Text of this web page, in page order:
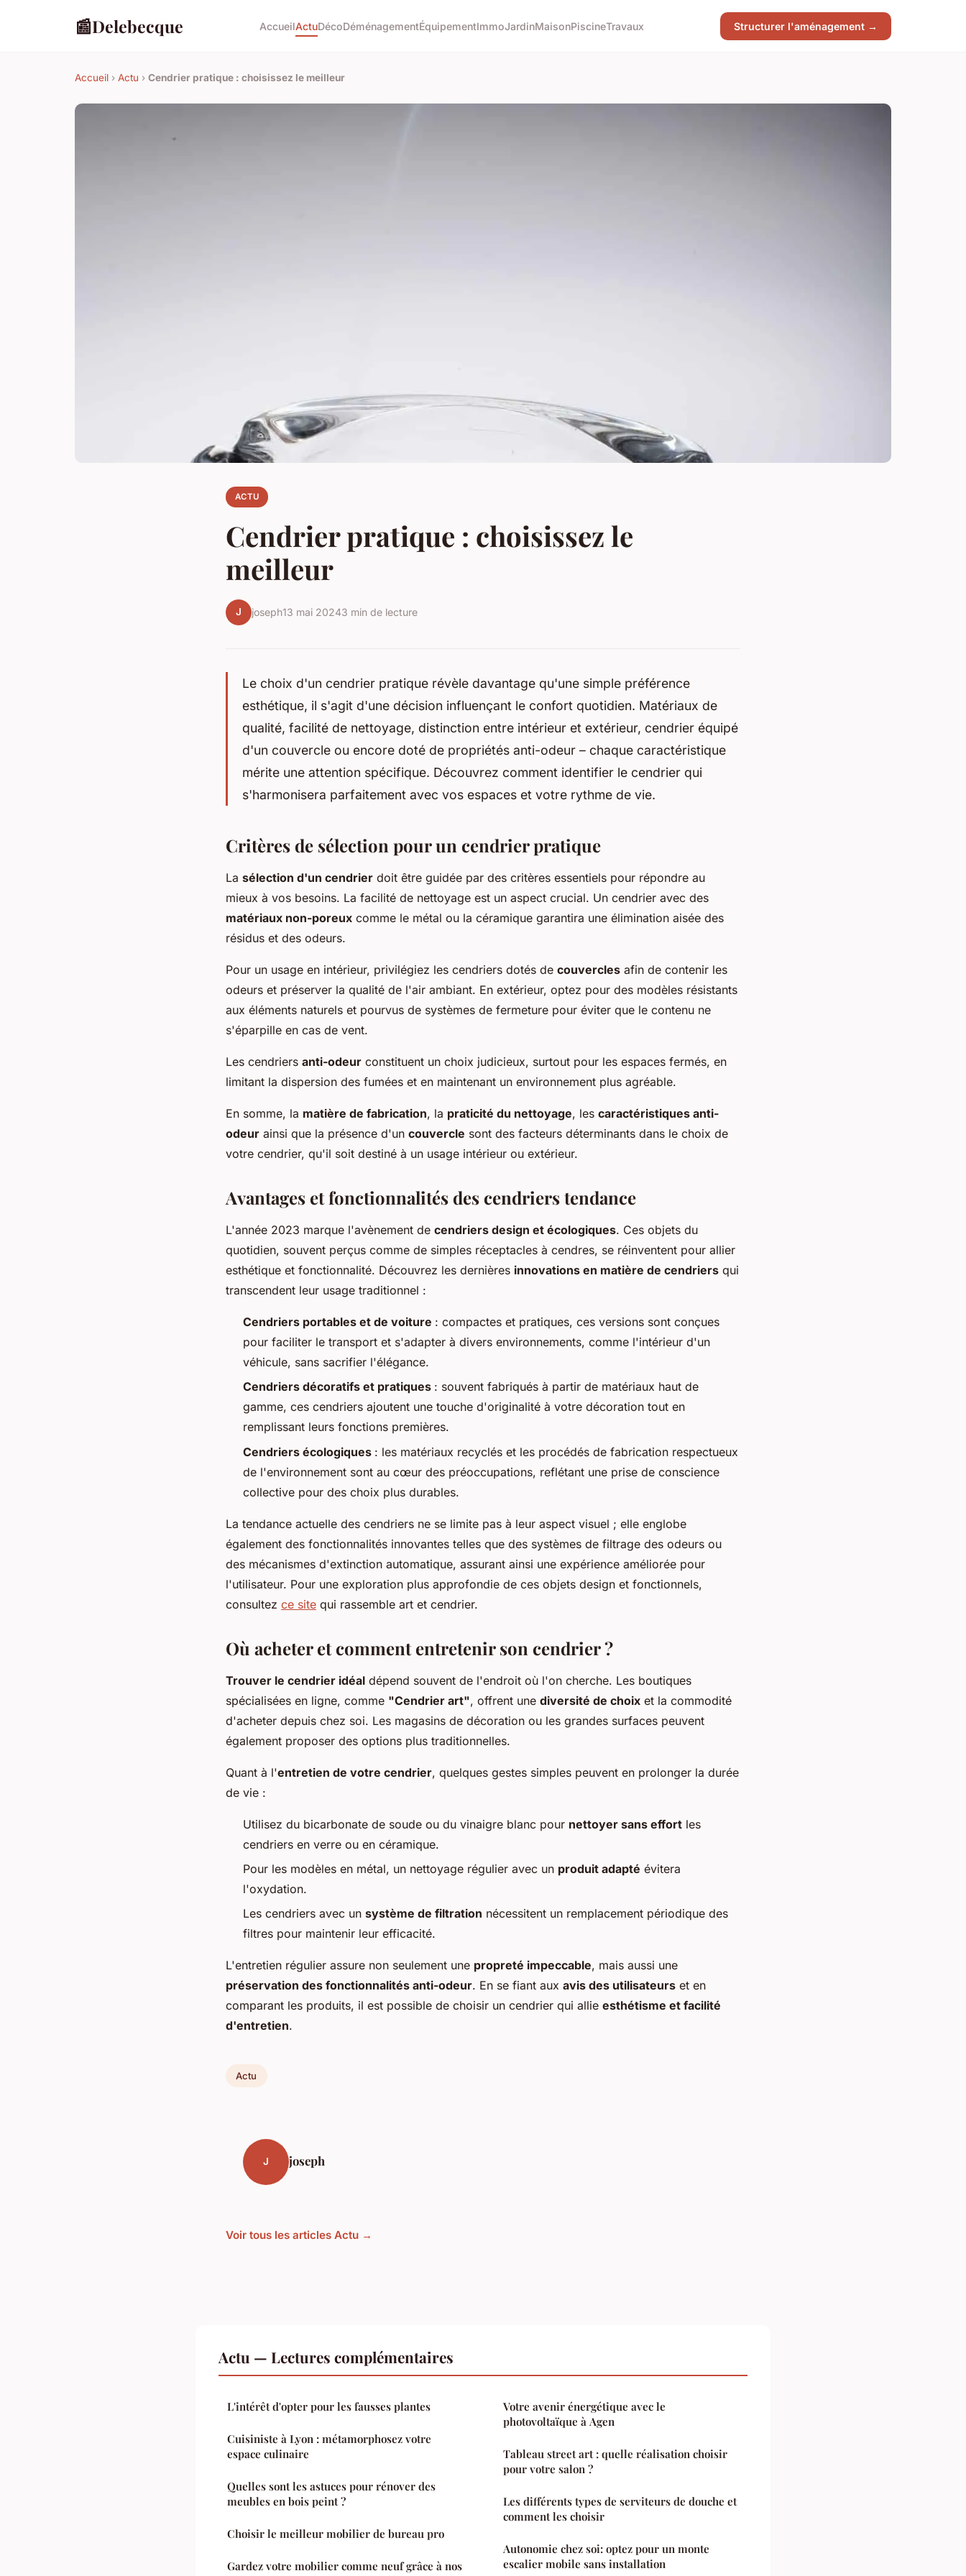
📰Delebecque AccueilActuDécoDéménagementÉquipementImmoJardinMaisonPiscineTravaux Structurer l'aménagement →
Accueil › Actu › Cendrier pratique : choisissez le meilleur
ACTU
Cendrier pratique : choisissez le
meilleur
J joseph13 mai 20243 min de lecture
Le choix d'un cendrier pratique révèle davantage qu'une simple préférence
esthétique, il s'agit d'une décision influençant le confort quotidien. Matériaux de
qualité, facilité de nettoyage, distinction entre intérieur et extérieur, cendrier équipé
d'un couvercle ou encore doté de propriétés anti-odeur – chaque caractéristique
mérite une attention spécifique. Découvrez comment identifier le cendrier qui
s'harmonisera parfaitement avec vos espaces et votre rythme de vie.
Critères de sélection pour un cendrier pratique
La sélection d'un cendrier doit être guidée par des critères essentiels pour répondre au
mieux à vos besoins. La facilité de nettoyage est un aspect crucial. Un cendrier avec des
matériaux non-poreux comme le métal ou la céramique garantira une élimination aisée des
résidus et des odeurs.
Pour un usage en intérieur, privilégiez les cendriers dotés de couvercles afin de contenir les
odeurs et préserver la qualité de l'air ambiant. En extérieur, optez pour des modèles résistants
aux éléments naturels et pourvus de systèmes de fermeture pour éviter que le contenu ne
s'éparpille en cas de vent.
Les cendriers anti-odeur constituent un choix judicieux, surtout pour les espaces fermés, en
limitant la dispersion des fumées et en maintenant un environnement plus agréable.
En somme, la matière de fabrication, la praticité du nettoyage, les caractéristiques anti-
odeur ainsi que la présence d'un couvercle sont des facteurs déterminants dans le choix de
votre cendrier, qu'il soit destiné à un usage intérieur ou extérieur.
Avantages et fonctionnalités des cendriers tendance
L'année 2023 marque l'avènement de cendriers design et écologiques. Ces objets du
quotidien, souvent perçus comme de simples réceptacles à cendres, se réinventent pour allier
esthétique et fonctionnalité. Découvrez les dernières innovations en matière de cendriers qui
transcendent leur usage traditionnel :
Cendriers portables et de voiture : compactes et pratiques, ces versions sont conçues
pour faciliter le transport et s'adapter à divers environnements, comme l'intérieur d'un
véhicule, sans sacrifier l'élégance.
Cendriers décoratifs et pratiques : souvent fabriqués à partir de matériaux haut de
gamme, ces cendriers ajoutent une touche d'originalité à votre décoration tout en
remplissant leurs fonctions premières.
Cendriers écologiques : les matériaux recyclés et les procédés de fabrication respectueux
de l'environnement sont au cœur des préoccupations, reflétant une prise de conscience
collective pour des choix plus durables.
La tendance actuelle des cendriers ne se limite pas à leur aspect visuel ; elle englobe
également des fonctionnalités innovantes telles que des systèmes de filtrage des odeurs ou
des mécanismes d'extinction automatique, assurant ainsi une expérience améliorée pour
l'utilisateur. Pour une exploration plus approfondie de ces objets design et fonctionnels,
consultez ce site qui rassemble art et cendrier.
Où acheter et comment entretenir son cendrier ?
Trouver le cendrier idéal dépend souvent de l'endroit où l'on cherche. Les boutiques
spécialisées en ligne, comme "Cendrier art", offrent une diversité de choix et la commodité
d'acheter depuis chez soi. Les magasins de décoration ou les grandes surfaces peuvent
également proposer des options plus traditionnelles.
Quant à l'entretien de votre cendrier, quelques gestes simples peuvent en prolonger la durée
de vie :
Utilisez du bicarbonate de soude ou du vinaigre blanc pour nettoyer sans effort les
cendriers en verre ou en céramique.
Pour les modèles en métal, un nettoyage régulier avec un produit adapté évitera
l'oxydation.
Les cendriers avec un système de filtration nécessitent un remplacement périodique des
filtres pour maintenir leur efficacité.
L'entretien régulier assure non seulement une propreté impeccable, mais aussi une
préservation des fonctionnalités anti-odeur. En se fiant aux avis des utilisateurs et en
comparant les produits, il est possible de choisir un cendrier qui allie esthétisme et facilité
d'entretien.
Actu
J joseph
Voir tous les articles Actu →
Actu — Lectures complémentaires
L'intérêt d'opter pour les fausses plantes
Cuisiniste à Lyon : métamorphosez votre
espace culinaire
Quelles sont les astuces pour rénover des
meubles en bois peint ?
Choisir le meilleur mobilier de bureau pro
Gardez votre mobilier comme neuf grâce à nos
Votre avenir énergétique avec le
photovoltaïque à Agen
Tableau street art : quelle réalisation choisir
pour votre salon ?
Les différents types de serviteurs de douche et
comment les choisir
Autonomie chez soi: optez pour un monte
escalier mobile sans installation